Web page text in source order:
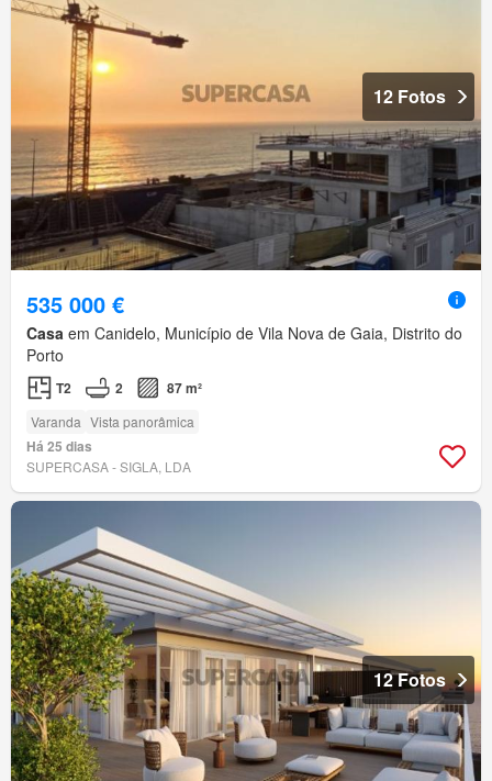
12 Fotos
535 000 €
Casa em Canidelo, Município de Vila Nova de Gaia, Distrito do
Porto
T2 2 87 m²
Varanda Vista panorâmica
Há 25 dias
SUPERCASA - SIGLA, LDA
12 Fotos